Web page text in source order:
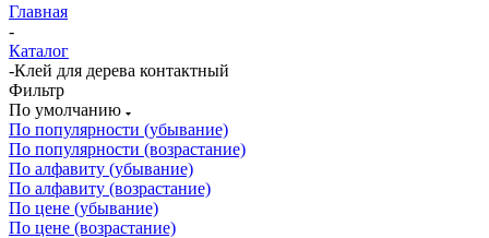
Главная
-
Каталог
-Клей для дерева контактный
Фильтр
По умолчанию
По популярности (убывание)
По популярности (возрастание)
По алфавиту (убывание)
По алфавиту (возрастание)
По цене (убывание)
По цене (возрастание)